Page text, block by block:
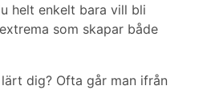
helt enkelt bara vill bli
som skapar både
dig? Ofta går man ifrån